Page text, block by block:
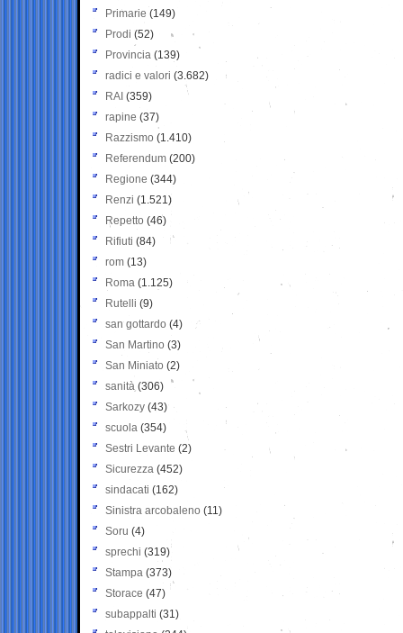
Primarie (149)
Prodi (52)
Provincia (139)
radici e valori (3.682)
RAI (359)
rapine (37)
Razzismo (1.410)
Referendum (200)
Regione (344)
Renzi (1.521)
Repetto (46)
Rifiuti (84)
rom (13)
Roma (1.125)
Rutelli (9)
san gottardo (4)
San Martino (3)
San Miniato (2)
sanità (306)
Sarkozy (43)
scuola (354)
Sestri Levante (2)
Sicurezza (452)
sindacati (162)
Sinistra arcobaleno (11)
Soru (4)
sprechi (319)
Stampa (373)
Storace (47)
subappalti (31)